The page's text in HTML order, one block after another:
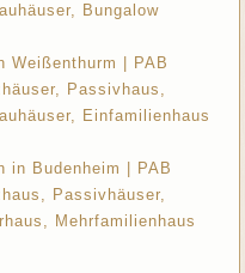
Bungalow
Weißenthurm | PAB
Passivhaus,
Einfamilienhaus
in Budenheim | PAB
Passivhäuser,
Mehrfamilienhaus